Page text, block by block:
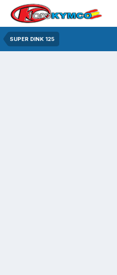
SUPER DINK 125